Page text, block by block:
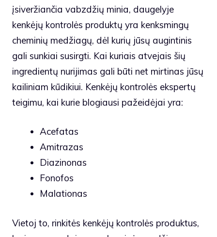
įsiveržiančia vabzdžių minia, daugelyje
kenkėjų kontrolės produktų yra kenksmingų
cheminių medžiagų, dėl kurių jūsų augintinis
gali sunkiai susirgti. Kai kuriais atvejais šių
ingredientų nurijimas gali būti net mirtinas jūsų
kailiniam kūdikiui. Kenkėjų kontrolės ekspertų
teigimu, kai kurie blogiausi pažeidėjai yra:
Acefatas
Amitrazas
Diazinonas
Fonofos
Malationas
Vietoj to, rinkitės kenkėjų kontrolės produktus,